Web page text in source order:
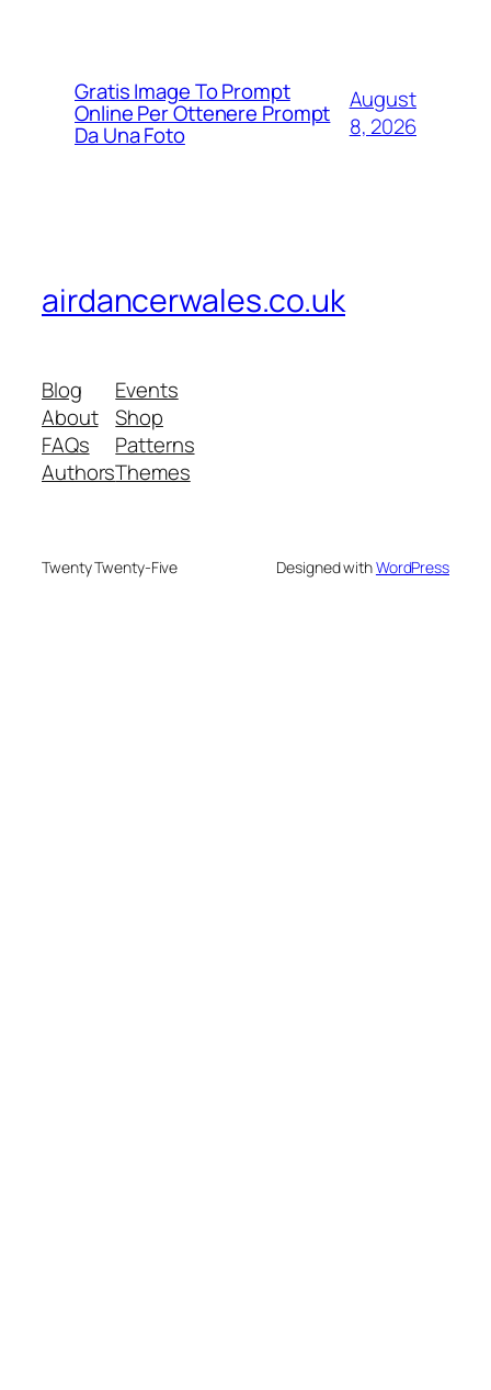
Gratis Image To Prompt
Online Per Ottenere Prompt
Da Una Foto
August
8, 2026
airdancerwales.co.uk
Blog
About
FAQs
Authors
Events
Shop
Patterns
Themes
Twenty Twenty-Five Designed withWordPress